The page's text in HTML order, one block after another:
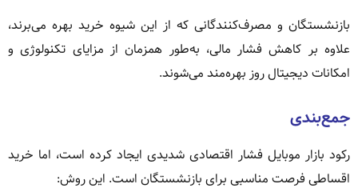
بازنشستگان و مصرف‌کنندگانی که از این شیوه خرید بهره می‌برند،
علاوه بر کاهش فشار مالی، به‌طور همزمان از مزایای تکنولوژی و
امکانات دیجیتال روز بهره‌مند می‌شوند.
جمع‌بندی
رکود بازار موبایل فشار اقتصادی شدیدی ایجاد کرده است، اما خرید
اقساطی فرصت مناسبی برای بازنشستگان است. این روش: